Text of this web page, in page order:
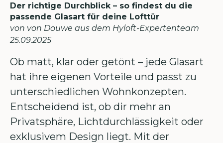
Der richtige Durchblick – so findest du die
passende Glasart für deine Lofttür
von von Douwe aus dem Hyloft-Expertenteam
25.09.2025
Ob matt, klar oder getönt – jede Glasart
hat ihre eigenen Vorteile und passt zu
unterschiedlichen Wohnkonzepten.
Entscheidend ist, ob dir mehr an
Privatsphäre, Lichtdurchlässigkeit oder
exklusivem Design liegt. Mit der